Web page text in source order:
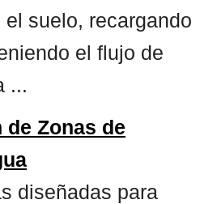
suelo, recargando
el flujo de
...
Zonas de
diseñadas para